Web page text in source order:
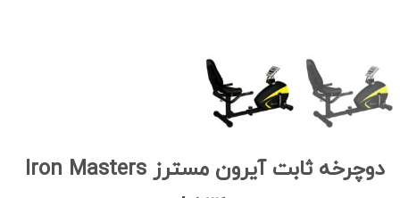
دوچرخه ثابت آیرون مسترز Iron Masters